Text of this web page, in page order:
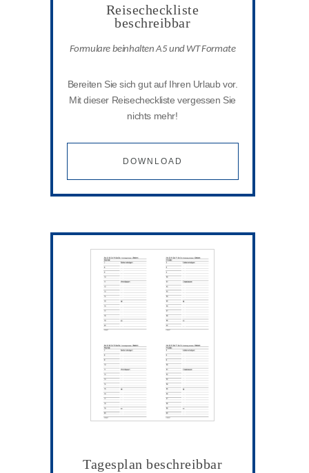
Reisecheckliste
beschreibbar
Formulare beinhalten A5 und WT Formate
Bereiten Sie sich gut auf Ihren Urlaub vor.
Mit dieser Reisecheckliste vergessen Sie
nichts mehr!
DOWNLOAD
Tagesplan beschreibbar